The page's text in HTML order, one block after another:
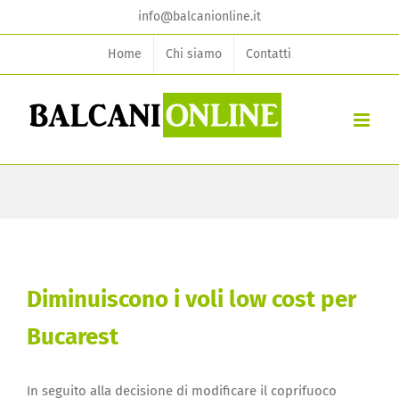
to
info@balcanionline.it
Home Chi siamo Contatti
Diminuiscono i voli low cost per
Bucarest
In seguito alla decisione di modificare il coprifuoco